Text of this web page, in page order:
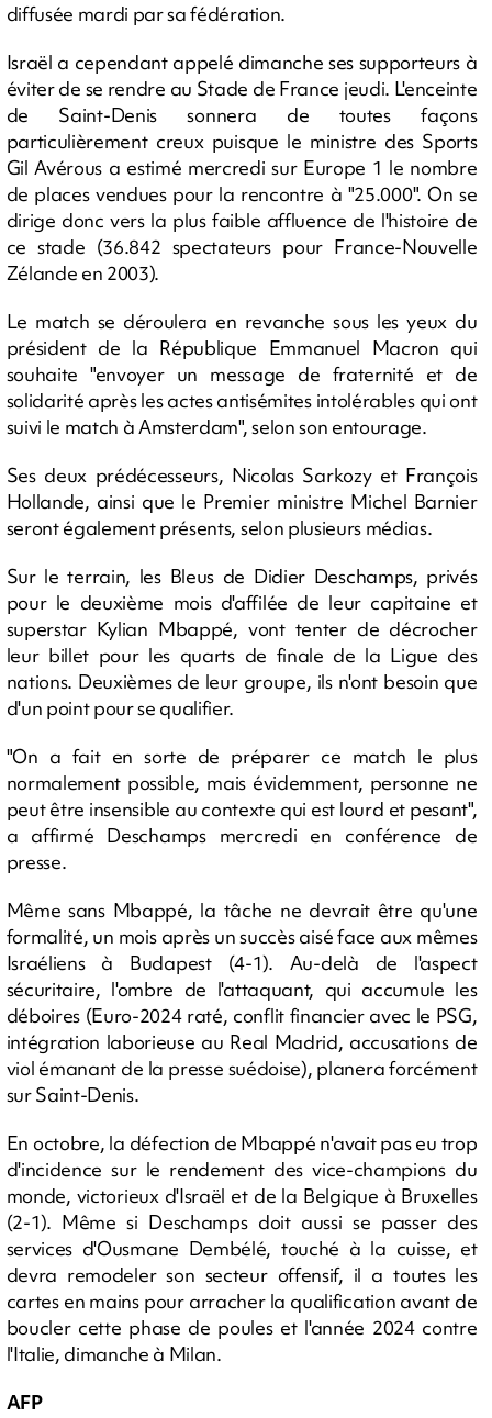
diffusée mardi par sa fédération.
Israël a cependant appelé dimanche ses supporteurs à
éviter de se rendre au Stade de France jeudi. L'enceinte
de Saint-Denis sonnera de toutes façons
particulièrement creux puisque le ministre des Sports
Gil Avérous a estimé mercredi sur Europe 1 le nombre
de places vendues pour la rencontre à "25.000". On se
dirige donc vers la plus faible affluence de l'histoire de
ce stade (36.842 spectateurs pour France-Nouvelle
Zélande en 2003).
Le match se déroulera en revanche sous les yeux du
président de la République Emmanuel Macron qui
souhaite "envoyer un message de fraternité et de
solidarité après les actes antisémites intolérables qui ont
suivi le match à Amsterdam", selon son entourage.
Ses deux prédécesseurs, Nicolas Sarkozy et François
Hollande, ainsi que le Premier ministre Michel Barnier
seront également présents, selon plusieurs médias.
Sur le terrain, les Bleus de Didier Deschamps, privés
pour le deuxième mois d'affilée de leur capitaine et
superstar Kylian Mbappé, vont tenter de décrocher
leur billet pour les quarts de finale de la Ligue des
nations. Deuxièmes de leur groupe, ils n'ont besoin que
d'un point pour se qualifier.
"On a fait en sorte de préparer ce match le plus
normalement possible, mais évidemment, personne ne
peut être insensible au contexte qui est lourd et pesant",
a affirmé Deschamps mercredi en conférence de
presse.
Même sans Mbappé, la tâche ne devrait être qu'une
formalité, un mois après un succès aisé face aux mêmes
Israéliens à Budapest (4-1). Au-delà de l'aspect
sécuritaire, l'ombre de l'attaquant, qui accumule les
déboires (Euro-2024 raté, conflit financier avec le PSG,
intégration laborieuse au Real Madrid, accusations de
viol émanant de la presse suédoise), planera forcément
sur Saint-Denis.
En octobre, la défection de Mbappé n'avait pas eu trop
d'incidence sur le rendement des vice-champions du
monde, victorieux d'Israël et de la Belgique à Bruxelles
(2-1). Même si Deschamps doit aussi se passer des
services d'Ousmane Dembélé, touché à la cuisse, et
devra remodeler son secteur offensif, il a toutes les
cartes en mains pour arracher la qualification avant de
boucler cette phase de poules et l'année 2024 contre
l'Italie, dimanche à Milan.
AFP